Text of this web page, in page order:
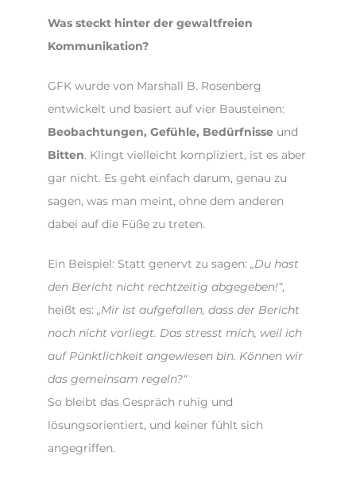
Was steckt hinter der gewaltfreien
Kommunikation?
GFK wurde von Marshall B. Rosenberg
entwickelt und basiert auf vier Bausteinen:
Beobachtungen, Gefühle, Bedürfnisse und
Bitten. Klingt vielleicht kompliziert, ist es aber
gar nicht. Es geht einfach darum, genau zu
sagen, was man meint, ohne dem anderen
dabei auf die Füße zu treten.
Ein Beispiel: Statt genervt zu sagen: „Du hast
den Bericht nicht rechtzeitig abgegeben!“,
heißt es: „Mir ist aufgefallen, dass der Bericht
noch nicht vorliegt. Das stresst mich, weil ich
auf Pünktlichkeit angewiesen bin. Können wir
das gemeinsam regeln?“
So bleibt das Gespräch ruhig und
lösungsorientiert, und keiner fühlt sich
angegriffen.